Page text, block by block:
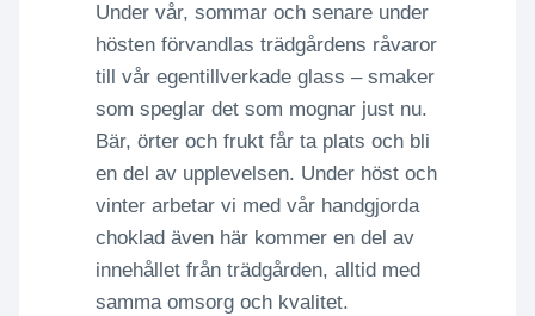
Under vår, sommar och senare under
hösten förvandlas trädgårdens råvaror
till vår egentillverkade glass – smaker
som speglar det som mognar just nu.
Bär, örter och frukt får ta plats och bli
en del av upplevelsen. Under höst och
vinter arbetar vi med vår handgjorda
choklad även här kommer en del av
innehållet från trädgården, alltid med
samma omsorg och kvalitet.